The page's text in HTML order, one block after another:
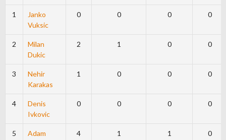
1
Janko
Vuksic
0 0 0 0
2
Milan
Dukic
2 1 0 0
3
Nehir
Karakas
1 0 0 0
4
Denis
Ivkovic
0 0 0 0
5
Adam
4 1 1 0